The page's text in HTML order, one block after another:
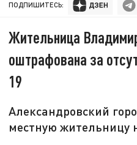
ПОДПИШИТЕСЬ:
Жительница
оштрафована за
19
Александровский
местную жительницу